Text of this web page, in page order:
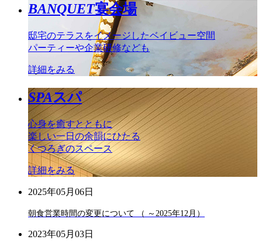
BANQUET宴会場
邸宅のテラスをイメージしたベイビュー空間
パーティーや企業研修なども
詳細をみる
SPAスパ
心身を癒すとともに
楽しい一日の余韻にひたる
くつろぎのスペース
詳細をみる
2025年05月06日
朝食営業時間の変更について （ ～2025年12月）
2023年05月03日